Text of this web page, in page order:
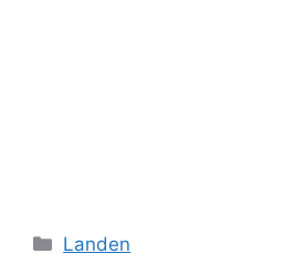
Categorieën
Landen